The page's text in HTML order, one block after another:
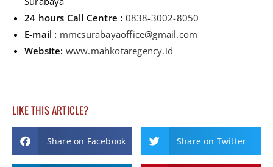
24 hours Call Centre : 0838-3002-8050
E-mail : mmcsurabayaoffice@gmail.com
Website: www.mahkotaregency.id
LIKE THIS ARTICLE?
Share on Facebook Share on Twitter